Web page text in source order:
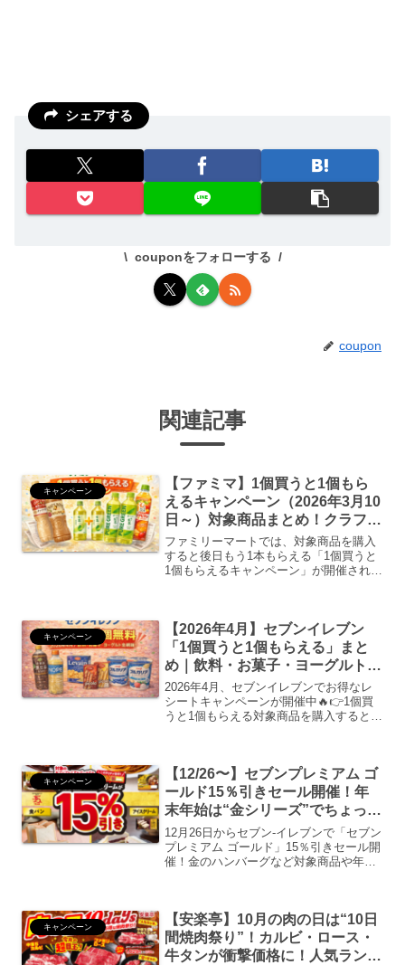
シェアする
couponをフォローする
coupon
関連記事
キャンペーン
【ファミマ】1個買うと1個もら
えるキャンペーン（2026年3月10
日～）対象商品まとめ！クラフト
ボス・生茶など
ファミリーマートでは、対象商品を購入
すると後日もう1本もらえる「1個買うと
1個もらえるキャンペーン」が開催されて
るお得なキャンペーン...
キャンペーン
【2026年4月】セブンイレブン
「1個買うと1個もらえる」まと
め｜飲料・お菓子・ヨーグルト全
網羅！
2026年4月、セブンイレブンでお得なレ
シートキャンペーンが開催中🔥👉1個買
うと1個もらえる対象商品を購入すると、
セブン‐イレブンセ...
キャンペーン
【12/26〜】セブンプレミアム ゴ
ールド15％引きセール開催！年
末年始は“金シリーズ”でちょっと
贅沢｜年間売上ランキングも発表
12月26日からセブン‐イレブンで「セブン
プレミアム ゴールド」15％引きセール開
催！金のハンバーグなど対象商品や年間
キャンペーン
【安楽亭】10月の肉の日は“10日
間焼肉祭り”！カルビ・ロース・
牛タンが衝撃価格に！人気ランチ